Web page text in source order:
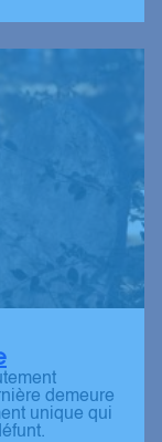
demeure
unique qui